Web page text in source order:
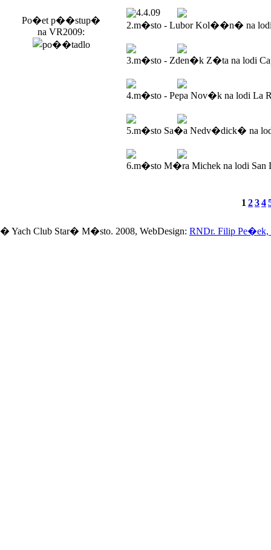
Po�et p��stup�
na VR2009:
4.4.09
2.m�sto - Lubor Kol��n� na
3.m�sto - Zden�k Z�ta na lodi
4.m�sto - Pepa Nov�k na lodi La
5.m�sto Sa�a Nedv�dick� na
6.m�sto M�ra Michek na lodi San
1 234
� Yach Club Star� M�sto. 2008, WebDesign: RNDr. Filip Pe�ek,